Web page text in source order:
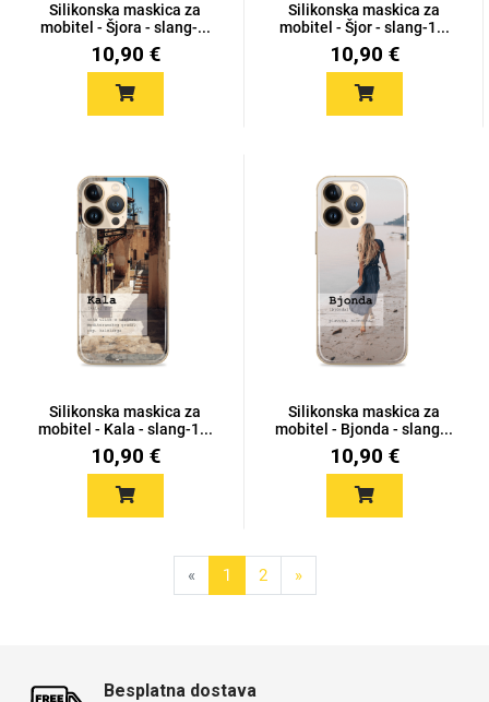
Silikonska maskica za
mobitel - Šjora - slang-...
10,90 €
Silikonska maskica za
mobitel - Šjor - slang-1...
10,90 €
Silikonska maskica za
mobitel - Kala - slang-1...
10,90 €
Silikonska maskica za
mobitel - Bjonda - slang...
10,90 €
« 1 2 »
Besplatna dostava